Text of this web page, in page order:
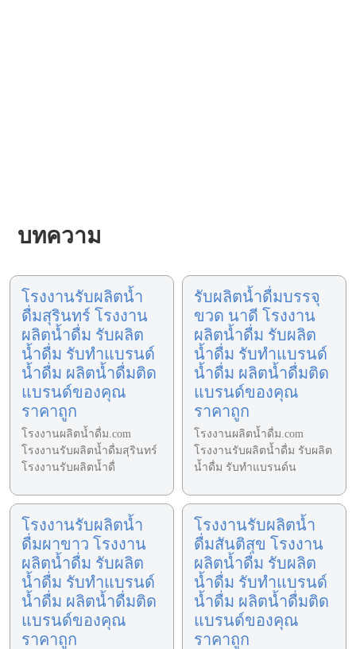
บทความ
โรงงานรับผลิตน้ำ
ดื่มสุรินทร์ โรงงาน
ผลิตน้ำดื่ม รับผลิต
น้ำดื่ม รับทำแบรนด์
น้ำดื่ม ผลิตน้ำดื่มติด
แบรนด์ของคุณ
ราคาถูก
โรงงานผลิตน้ำดื่ม.com
โรงงานรับผลิตน้ำดื่มสุรินทร์
โรงงานรับผลิตน้ำดื่
รับผลิตน้ำดื่มบรรจุ
ขวด นาดี โรงงาน
ผลิตน้ำดื่ม รับผลิต
น้ำดื่ม รับทำแบรนด์
น้ำดื่ม ผลิตน้ำดื่มติด
แบรนด์ของคุณ
ราคาถูก
โรงงานผลิตน้ำดื่ม.com
โรงงานรับผลิตน้ำดื่ม รับผลิต
น้ำดื่ม รับทำแบรนด์น
โรงงานรับผลิตน้ำ
ดื่มผาขาว โรงงาน
ผลิตน้ำดื่ม รับผลิต
น้ำดื่ม รับทำแบรนด์
น้ำดื่ม ผลิตน้ำดื่มติด
แบรนด์ของคุณ
ราคาถูก
โรงงานรับผลิตน้ำ
ดื่มสันติสุข โรงงาน
ผลิตน้ำดื่ม รับผลิต
น้ำดื่ม รับทำแบรนด์
น้ำดื่ม ผลิตน้ำดื่มติด
แบรนด์ของคุณ
ราคาถูก